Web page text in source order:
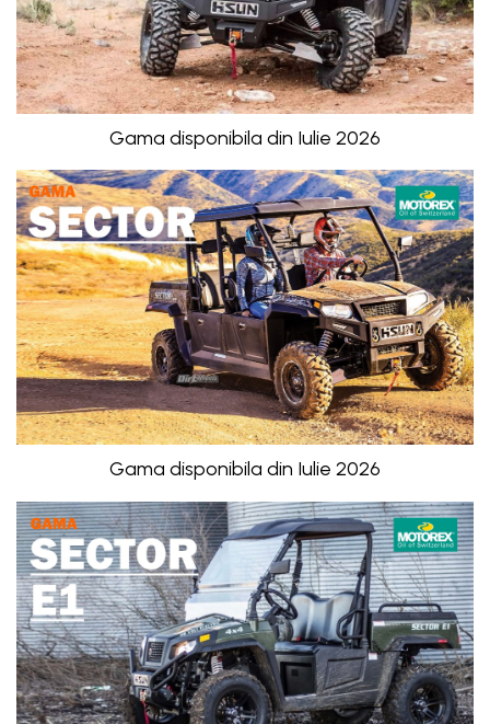
Gama disponibila din Iulie 2026
Gama disponibila din Iulie 2026